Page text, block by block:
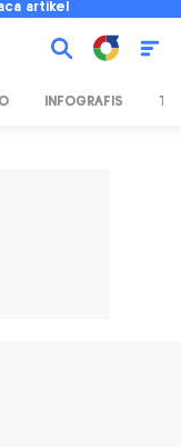
artikel
INFOGRAFIS TV